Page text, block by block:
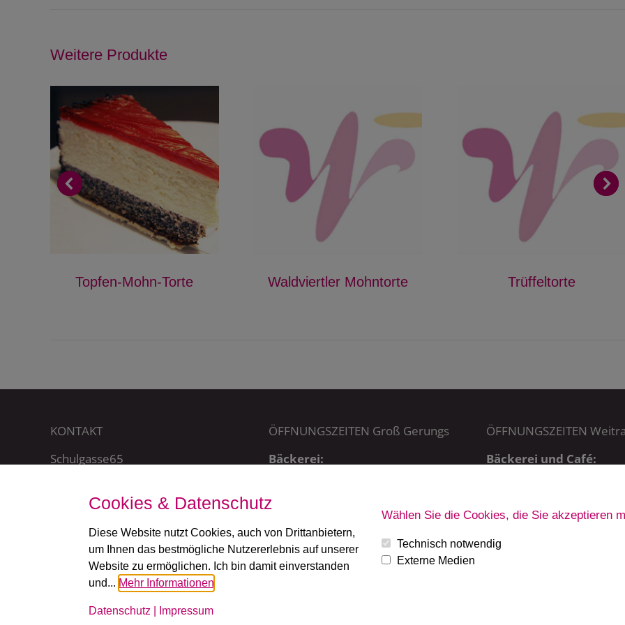
Weitere Produkte
Topfen-Mohn-Torte Waldviertler Mohntorte Trüffeltorte
KONTAKT
Schulgasse65
cafe@weingartner.cc
Rathausplatz 5, 3970 Weitra
Tel.: + 43 2856 28333
ÖFFNUNGSZEITEN Groß Gerungs
Bäckerei:
Café:
ÖFFNUNGSZEITEN Weitra
Bäckerei und Café:
Cookies & Datenschutz
Diese Website nutzt Cookies, auch von Drittanbietern,
um Ihnen das bestmögliche Nutzererlebnis auf unserer
Website zu ermöglichen. Ich bin damit einverstanden
und... Mehr Informationen
Datenschutz Impressum
Wählen Sie die Cookies, die Sie akzeptieren
Technisch notwendig
Externe Medien